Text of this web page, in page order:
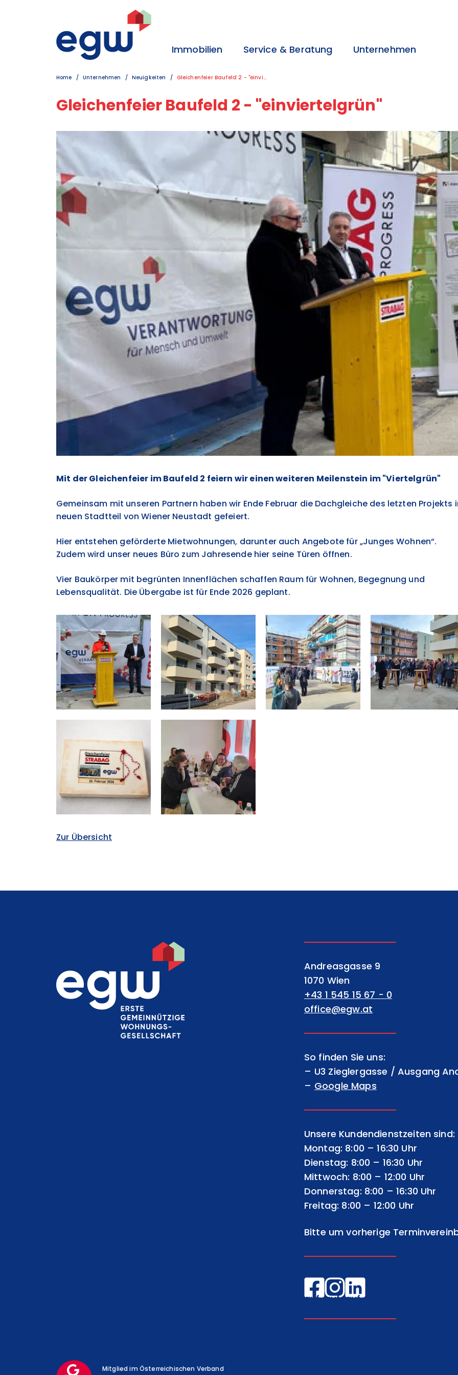
Zum Kontakt
Immobilien Service & Beratung Unternehmen
Home Unternehmen Neuigkeiten Gleichenfeier Baufeld 2 - "einviertelgrün"
Gleichenfeier Baufeld 2 - "einviertelgrün"
Mit der Gleichenfeier im Baufeld 2 feiern wir einen weiteren Meilenstein im "Viertelgrün"
Gemeinsam mit unseren Partnern haben wir Ende Februar die Dachgleiche des letzten Projekts
neuen Stadtteil von Wiener Neustadt gefeiert.
Hier entstehen geförderte Mietwohnungen, darunter auch Angebote für „Junges Wohnen“.
Zudem wird unser neues Büro zum Jahresende hier seine Türen öffnen.
Vier Baukörper mit begrünten Innenflächen schaffen Raum für Wohnen, Begegnung und
Lebensqualität. Die Übergabe ist für Ende 2026 geplant.
Zur Übersicht
EGW Erste gemeinnützige
Andreasgasse 9
1070 Wien
+43 1 545 15 67 - 0
office@egw.at
So finden Sie uns:
U3 Zieglergasse / Ausgang
Google Maps
Unsere Kundendienstzeiten sind:
Montag: 8:00 – 16:30 Uhr
Dienstag: 8:00 – 16:30 Uhr
Mittwoch: 8:00 – 12:00 Uhr
Donnerstag: 8:00 – 16:30 Uhr
Freitag: 8:00 – 12:00 Uhr
Bitte um vorherige
EGW
auf
EGW
auf auf
Mitglied im Österreichischen Verband